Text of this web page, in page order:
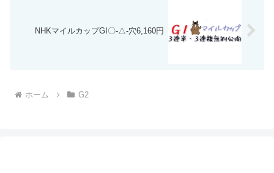
NHKマイルカップGI〇-△-穴6,160円
ホーム G2